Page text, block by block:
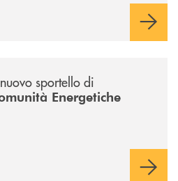
sportello di
Energetiche